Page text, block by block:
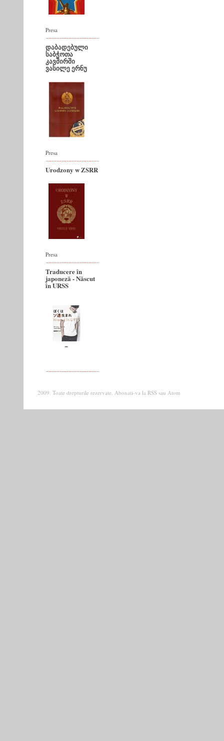
Presa
დაბადებული
საბჭოთა
კავშირში
ვასილე ერნუ
Presa
Urodzony w ZSRR
Presa
Traducere în
japoneză - Născut
în URSS
2009. Toate drepturile rezervate. Abonati-va la RSS sau Atom